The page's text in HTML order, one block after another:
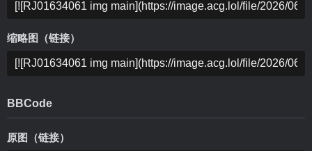
缩略图（链接）
BBCode
原图（链接）